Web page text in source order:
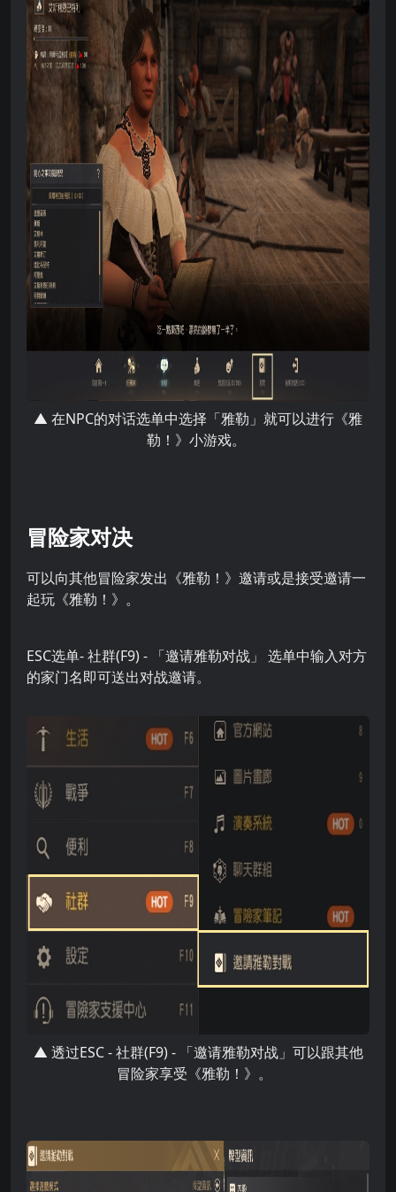
▲ 在NPC的对话选单中选择「雅勒」就可以进行《雅
勒！》小游戏。
冒险家对决
可以向其他冒险家发出《雅勒！》邀请或是接受邀请一
起玩《雅勒！》。
ESC选单- 社群(F9) - 「邀请雅勒对战」 选单中输入对方
的家门名即可送出对战邀请。
▲ 透过ESC - 社群(F9) - 「邀请雅勒对战」可以跟其他
冒险家享受《雅勒！》。